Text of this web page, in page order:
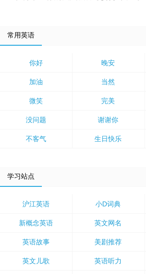
常用英语
你好 晚安
加油 当然
微笑 完美
没问题 谢谢你
不客气 生日快乐
学习站点
沪江英语 小D词典
新概念英语 英文网名
英语故事 美剧推荐
英文儿歌 英语听力